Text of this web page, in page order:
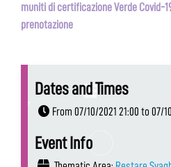
muniti di certificazione Verde Covid-
prenotazione
Dates and Times
From 07/10/2021 21:00 to 07/
Event Info